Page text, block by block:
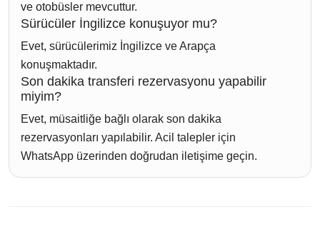
ve otobüsler mevcuttur.
Sürücüler İngilizce konuşuyor mu?
Evet, sürücülerimiz İngilizce ve Arapça
konuşmaktadır.
Son dakika transferi rezervasyonu yapabilir
miyim?
Evet, müsaitliğe bağlı olarak son dakika
rezervasyonları yapılabilir. Acil talepler için
WhatsApp üzerinden doğrudan iletişime geçin.